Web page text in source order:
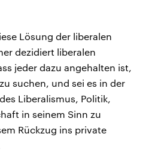
Lösung der liberalen
dezidiert liberalen
jeder dazu angehalten ist,
suchen, und sei es in der
Liberalismus, Politik,
in seinem Sinn zu
Rückzug ins private